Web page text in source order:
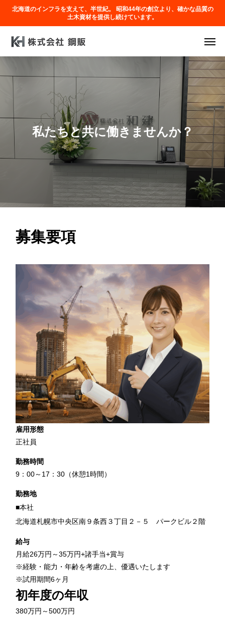
北海道のインフラを支えて、半世紀。 昭和44年の創立より、確かな品質の
土木資材を提供し続けています。
私たちと共に働きませんか？
募集要項
雇用形態
正社員
勤務時間
9：00～17：30（休憩1時間）
勤務地
■本社
北海道札幌市中央区南９条西３丁目２－５ パークビル２階
給与
月給26万円～35万円+諸手当+賞与
※経験・能力・年齢を考慮の上、優遇いたします
※試用期間6ヶ月
初年度の年収
380万円～500万円